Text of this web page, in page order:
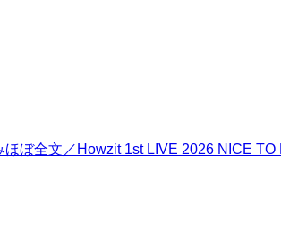
ぼ全文／Howzit 1st LIVE 2026 NICE TO